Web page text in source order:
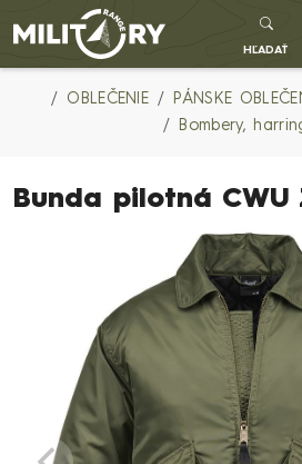
Army shop MILITARY RANGE SK
HĽADAŤ
OBLEČENIE PÁNSKE
Bombery,
Bunda pilotná CWU